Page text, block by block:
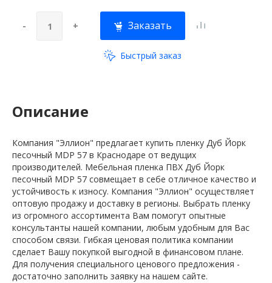
- + Заказать
Быстрый заказ
Описание
Компания "Эллион" предлагает купить пленку Дуб Йорк
песочный MDP 57 в Краснодаре от ведущих
производителей. Мебельная пленка ПВХ Дуб Йорк
песочный MDP 57 совмещает в себе отличное качество и
устойчивость к износу. Компания "Эллион" осуществляет
оптовую продажу и доставку в регионы. Выбрать пленку
из огромного ассортимента Вам помогут опытные
консультанты нашей компании, любым удобным для Вас
способом связи. Гибкая ценовая политика компании
сделает Вашу покупкой выгодной в финансовом плане.
Для получения специального ценового предложения -
достаточно заполнить заявку на нашем сайте.